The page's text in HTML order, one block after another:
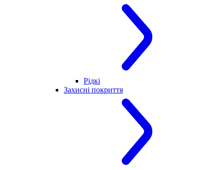
Рідкі
Захисні покриття